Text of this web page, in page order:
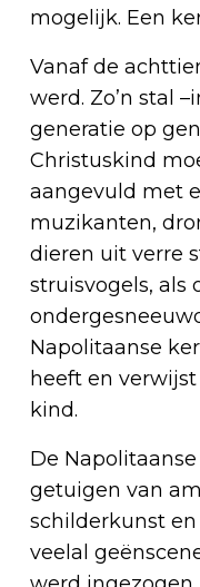
mogelijk. Een
Vanaf de
werd. Zo’n stal
generatie op
Christuskind
aangevuld met
muzikanten,
dieren uit verre
struisvogels, als
Napolitaanse
heeft en
kind.
De
getuigen van
schilderkunst
veelal